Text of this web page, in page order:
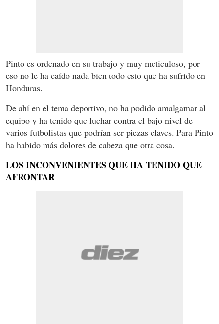
Pinto es ordenado en su trabajo y muy meticuloso, por
eso no le ha caído nada bien todo esto que ha sufrido en
Honduras.
De ahí en el tema deportivo, no ha podido amalgamar al
equipo y ha tenido que luchar contra el bajo nivel de
varios futbolistas que podrían ser piezas claves. Para Pinto
ha habido más dolores de cabeza que otra cosa.
LOS INCONVENIENTES QUE HA TENIDO QUE
AFRONTAR